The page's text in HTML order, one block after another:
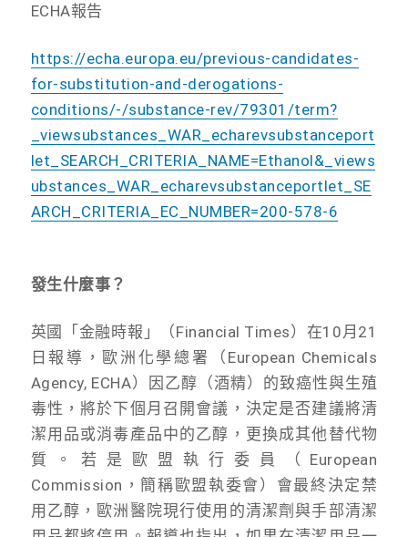
ECHA報告
https://echa.europa.eu/previous-candidates-
for-substitution-and-derogations-
conditions/-/substance-rev/79301/term?
_viewsubstances_WAR_echarevsubstanceport
let_SEARCH_CRITERIA_NAME=Ethanol&_views
ubstances_WAR_echarevsubstanceportlet_SE
ARCH_CRITERIA_EC_NUMBER=200-578-6
發生什麼事？
英國「金融時報」（Financial Times）在10月21
日報導，歐洲化學總署（European Chemicals
Agency, ECHA）因乙醇（酒精）的致癌性與生殖
毒性，將於下個月召開會議，決定是否建議將清
潔用品或消毒產品中的乙醇，更換成其他替代物
質。若是歐盟執行委員（European
Commission，簡稱歐盟執委會）會最終決定禁
用乙醇，歐洲醫院現行使用的清潔劑與手部清潔